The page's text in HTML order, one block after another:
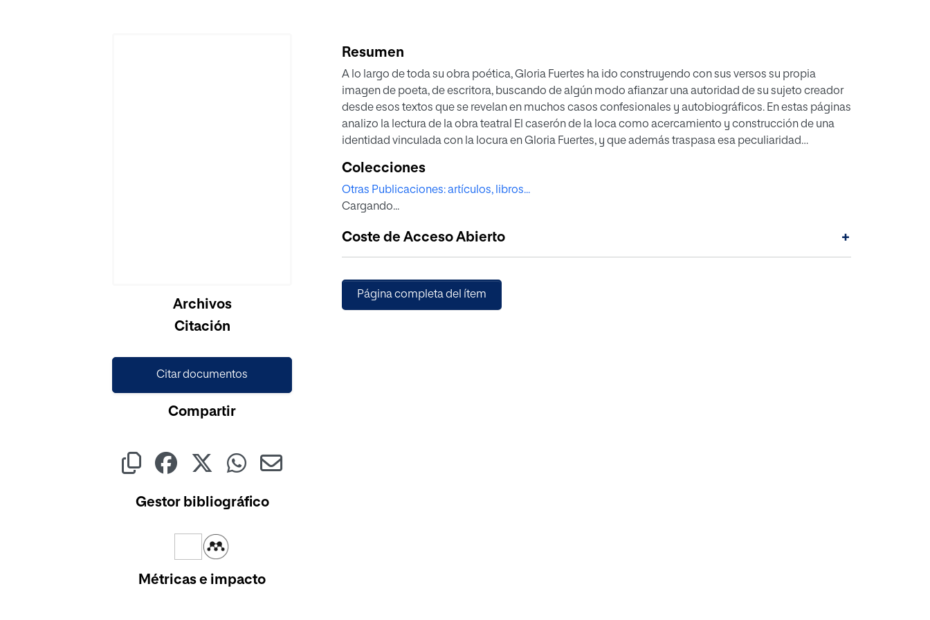
Archivos
Citación
Citar documentos
Compartir
Gestor bibliográfico
Métricas e impacto
Resumen
A lo largo de toda su obra poética, Gloria Fuertes ha ido construyendo con sus versos su propia
imagen de poeta, de escritora, buscando de algún modo afianzar una autoridad de su sujeto creador
desde esos textos que se revelan en muchos casos confesionales y autobiográficos. En estas páginas
analizo la lectura de la obra teatral El caserón de la loca como acercamiento y construcción de una
identidad vinculada con la locura en Gloria Fuertes, y que además traspasa esa peculiaridad
lecturas que la escritora hace de su realidad y de otros textos nos permite ampliar todavía más la
configuración de la relevancia de la lectura en la sociedad contemporánea.
Colecciones
Otras Publicaciones: artículos, libros...
Cargando...
Coste de Acceso Abierto +
Página completa del ítem